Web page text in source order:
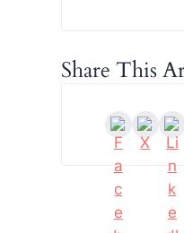
Share This